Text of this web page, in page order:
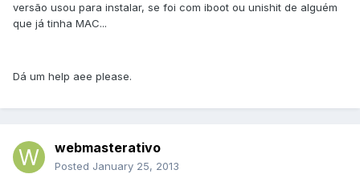
versão usou para instalar, se foi com iboot ou unishit de alguém
que já tinha MAC...
Dá um help aee please.
webmasterativo
Posted January 25, 2013